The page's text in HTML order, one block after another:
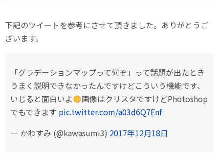
下記のツイートを参考にさせて頂きました。ありがとうご
ざいます。
「グラデーションマップって何ぞ」って話題が出たとき
うまく説明できなかったんですけどこういう機能です、
いじると面白いよ
画像はクリスタですけどPhotoshop
でもできます pic.twitter.com/a03d6Q7Enf
— かわすみ (@kawasumi3) 2017年12月18日